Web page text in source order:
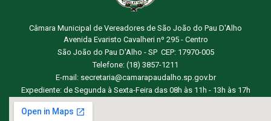
Câmara Municipal de Vereadores de São João do Pau D'Alho
Avenida Evaristo Cavalheri nº 295 - Centro
São João do Pau D'Alho - SP CEP: 17970-005
Telefone: (18) 3857-1211
E-mail: secretaria@camarapaudalho.sp.gov.br
Expediente: de Segunda à Sexta-Feira das 08h às 11h - 13h às 17h